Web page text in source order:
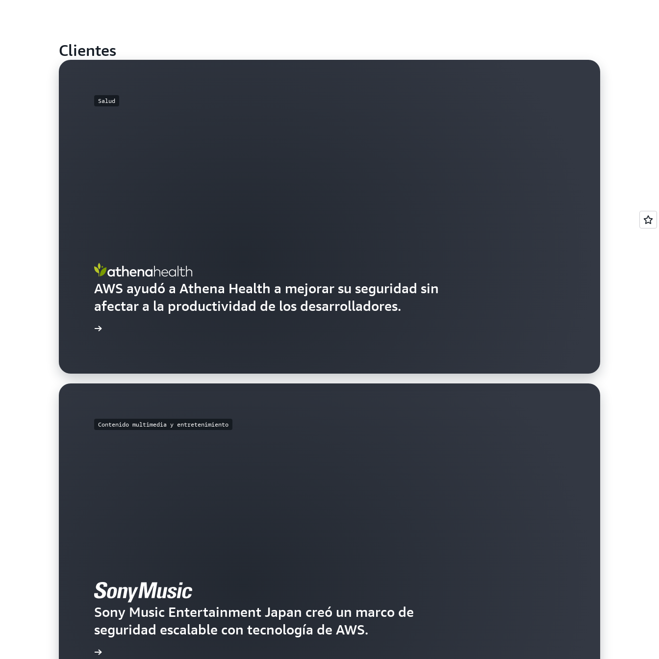
Clientes
Salud
AWS ayudó a Athena Health a mejorar su seguridad sin
afectar a la productividad de los desarrolladores.
Contenido multimedia y entretenimiento
Sony Music Entertainment Japan creó un marco de
seguridad escalable con tecnología de AWS.